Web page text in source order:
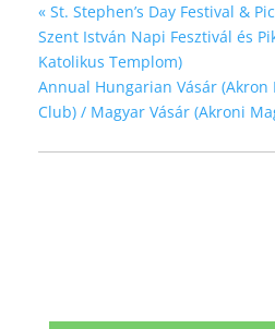
« St. Stephen’s Day Festival &
Szent István Napi Fesztivál és
Katolikus Templom)
Annual Hungarian Vásár
Club) / Magyar Vásár (Akroni